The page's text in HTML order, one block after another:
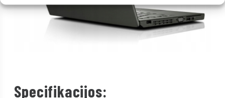
Specifikacijos: